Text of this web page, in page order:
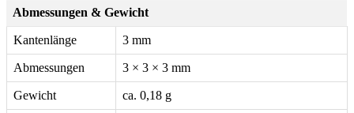
Abmessungen & Gewicht
Kantenlänge 3 mm
Abmessungen 3 × 3 × 3 mm
Gewicht ca. 0,18 g